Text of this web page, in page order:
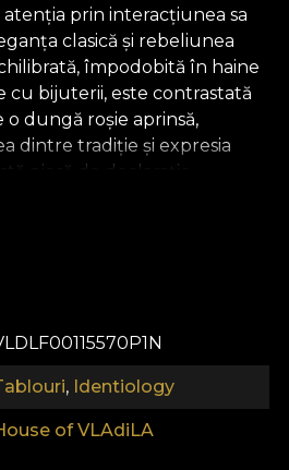
atenția prin interacțiunea sa
clasică și rebeliunea
împodobită în haine
cu bijuterii, este contrastată
dungă roșie aprinsă,
dintre tradiție și expresia
piesă de declarație
și transformă orice
, Identiology
of VLAdiLA